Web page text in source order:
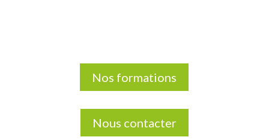
Nos formations
Nous contacter